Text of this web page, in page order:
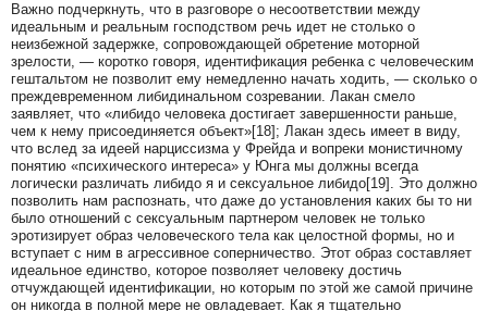
Важно подчеркнуть, что в разговоре о несоответствии между
идеальным и реальным господством речь идет не столько о
неизбежной задержке, сопровождающей обретение моторной
зрелости, — коротко говоря, идентификация ребенка с человеческим
гештальтом не позволит ему немедленно начать ходить, — сколько о
преждевременном либидинальном созревании. Лакан смело
заявляет, что «либидо человека достигает завершенности раньше,
чем к нему присоединяется объект»[18]; Лакан здесь имеет в виду,
что вслед за идеей нарциссизма у Фрейда и вопреки монистичному
понятию «психического интереса» у Юнга мы должны всегда
логически различать либидо я и сексуальное либидо[19]. Это должно
позволить нам распознать, что даже до установления каких бы то ни
было отношений с сексуальным партнером человек не только
эротизирует образ человеческого тела как целостной формы, но и
вступает с ним в агрессивное соперничество. Этот образ составляет
идеальное единство, которое позволяет человеку достичь
отчуждающей идентификации, но которым по этой же самой причине
он никогда в полной мере не овладевает. Как я тщательно